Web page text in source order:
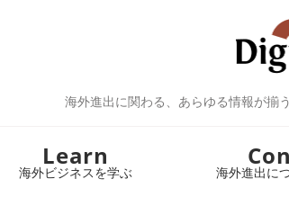
海外進出に関わる、あらゆる情報が揃
Learn
海外ビジネスを学ぶ 海外進出に